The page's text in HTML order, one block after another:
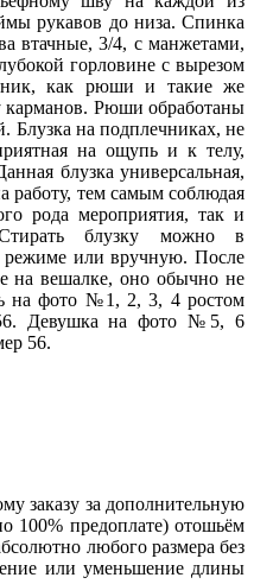
рукавов до низа. Спинка
втачные, 3/4, с манжетами,
горловине с вырезом
как рюши и такие же
Рюши обработаны
Блузка на подплечниках, не
на ощупь и к телу,
блузка универсальная,
работу, тем самым соблюдая
рода мероприятия, так и
блузку можно в
или вручную. После
на вешалке, оно обычно не
на фото №1, 2, 3, 4 ростом
Девушка на фото №5, 6
56.
заказу за дополнительную
100% предоплате) отошьём
любого размера без
или уменьшение длины